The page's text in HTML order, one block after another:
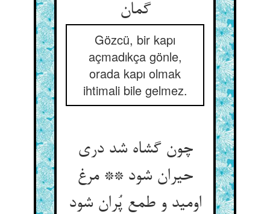
گمان
Gözcü, bir kapı
açmadıkça gönle,
orada kapı olmak
ihtimali bile gelmez.
چون گشاه شد دری
حیران شود ** مرغ
اومید و طمع پُران شود